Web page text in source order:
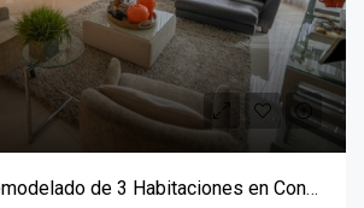
Apartamento Remodelado de 3 Habitaciones en Condominio Vistas de Mayorca